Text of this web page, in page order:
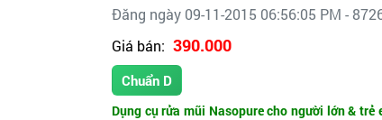
Đăng ngày 09-11-2015 06:56:05 PM -
Giá bán: 390.000
Chuẩn D
Dụng cụ rửa mũi Nasopure cho người lớn & trẻ